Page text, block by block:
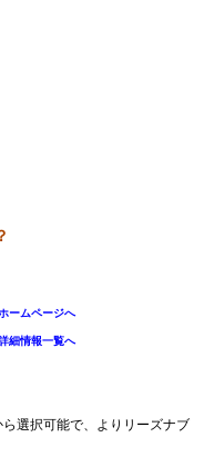
ームページへ
細情報一覧へ
選択可能で、よりリーズナブ